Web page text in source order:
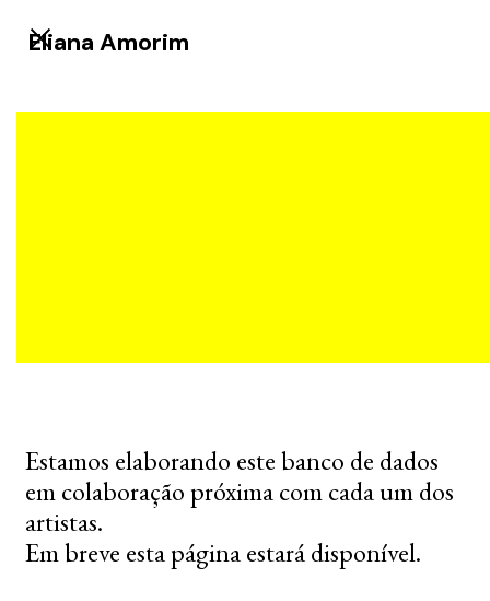
Eliana Amorim
Estamos elaborando este banco de dados
em colaboração próxima com cada um dos
artistas.
Em breve esta página estará disponível.